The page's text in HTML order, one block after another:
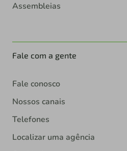
Assembleias
Fale com a gente
Fale conosco
Nossos canais
Telefones
Localizar uma agência